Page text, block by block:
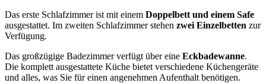
Das erste Schlafzimmer ist mit einem Doppelbett und einem Safe
ausgestattet. Im zweiten Schlafzimmer stehen zwei Einzelbetten zur
Verfügung.
Das großzügige Badezimmer verfügt über eine Eckbadewanne.
Die komplett ausgestattete Küche bietet verschiedene Küchengeräte
und alles, was Sie für einen angenehmen Aufenthalt benötigen.